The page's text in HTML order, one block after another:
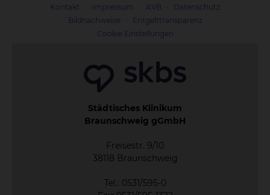
Kontakt Impressum AVB
Datenschutz
Bildnachweise
Entgelttransparenz
Cookie Einstellungen
Städtisches Klinikum
Braunschweig gGmbH
Freisestr. 9/10
38118 Braunschweig
Tel.: 0531/595-0